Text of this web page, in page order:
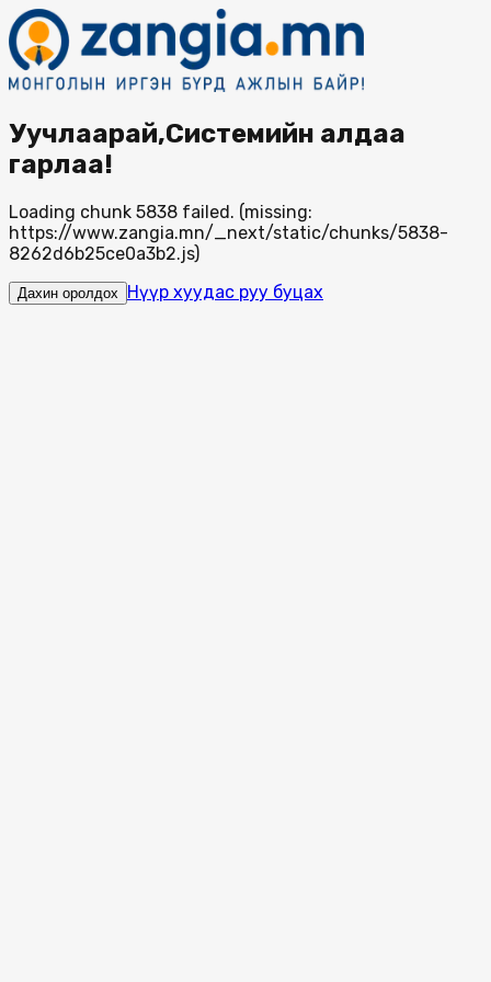
Уучлаарай,Системийн алдаа
гарлаа!
Loading chunk 5838 failed. (missing:
https://www.zangia.mn/_next/static/chunks/5838-
8262d6b25ce0a3b2.js)
Дахин оролдох Нүүр хуудас руу буцах